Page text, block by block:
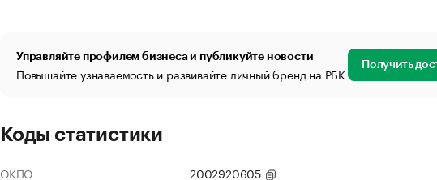
Управляйте профилем бизнеса и публикуйте новости
Повышайте узнаваемость и развивайте личный бренд на РБК Получить
Коды статистики
ОКПО
2002920605